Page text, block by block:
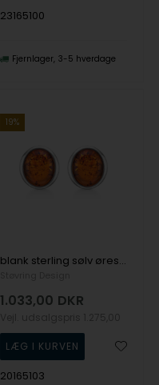
23165100
Fjernlager 3-5 hverdage
19%
blank sterling sølv ørestikker RAV med blank overflade fra Støvring Design
1.033,00 DKR
20165103